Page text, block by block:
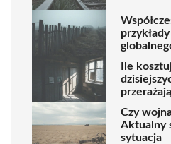
Ile
Czy
Aktualny
sytuacja